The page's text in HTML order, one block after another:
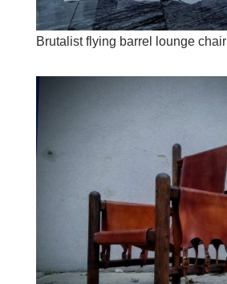
Brutalist flying barrel lounge chair